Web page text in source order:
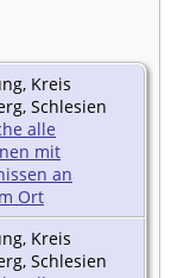
Kreis
Schlesien
Kreis
Schlesien